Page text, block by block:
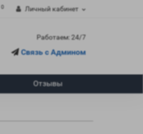
0 Личный кабинет
Работаем: 24/7
Связь с Админом
Отзывы